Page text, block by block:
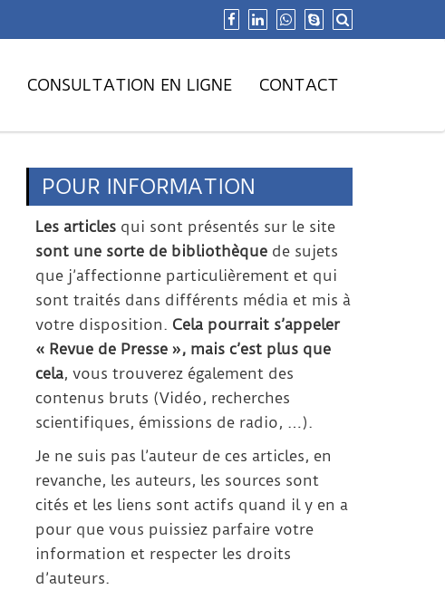
CONSULTATION EN LIGNE CONTACT
POUR INFORMATION
Les articles qui sont présentés sur le site
sont une sorte de bibliothèque de sujets
que j’affectionne particulièrement et qui
sont traités dans différents média et mis à
votre disposition. Cela pourrait s’appeler
« Revue de Presse », mais c’est plus que
cela, vous trouverez également des
contenus bruts (Vidéo, recherches
scientifiques, émissions de radio, …).
Je ne suis pas l’auteur de ces articles, en
revanche, les auteurs, les sources sont
cités et les liens sont actifs quand il y en a
pour que vous puissiez parfaire votre
information et respecter les droits
d’auteurs.